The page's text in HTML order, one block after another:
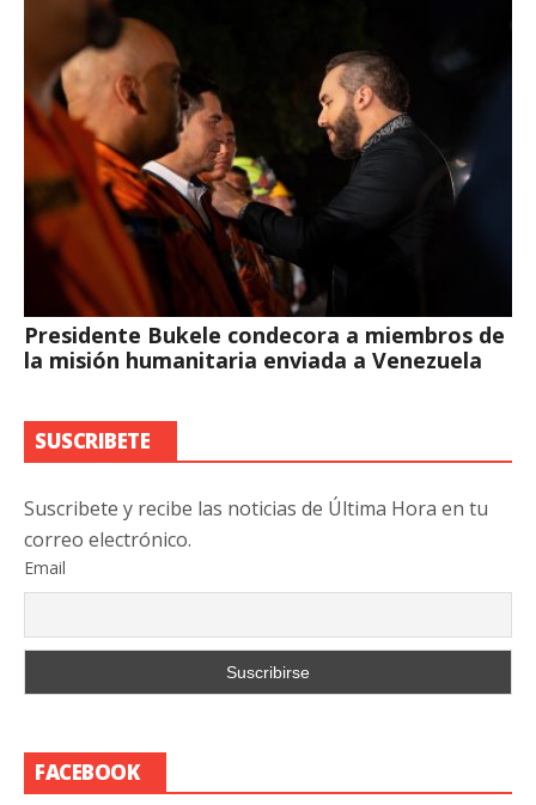
Presidente Bukele condecora a miembros de
la misión humanitaria enviada a Venezuela
SUSCRIBETE
Suscribete y recibe las noticias de Última Hora en tu
correo electrónico.
Email
FACEBOOK